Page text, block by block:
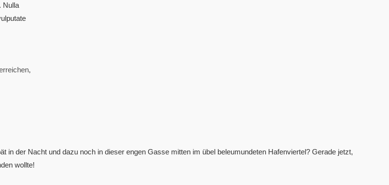
Nulla
,
in der Nacht und dazu noch in dieser engen Gasse mitten im übel beleumundeten Hafenviertel? Gerade jetzt,
wollte!